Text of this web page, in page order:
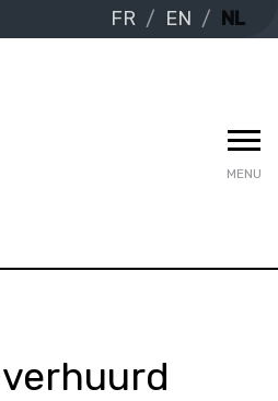
FR EN NL
MENU